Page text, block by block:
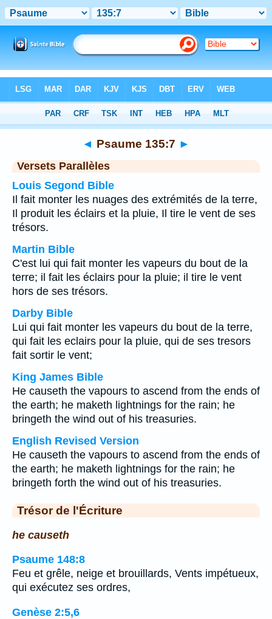
Chapitre 135 > Verset 7
◄ Psaume 135:7 ►
Versets Parallèles
Louis Segond Bible
Il fait monter les nuages des extrémités de la terre,
Il produit les éclairs et la pluie, Il tire le vent de ses
trésors.
Martin Bible
C'est lui qui fait monter les vapeurs du bout de la
terre; il fait les éclairs pour la pluie; il tire le vent
hors de ses trésors.
Darby Bible
Lui qui fait monter les vapeurs du bout de la terre,
qui fait les eclairs pour la pluie, qui de ses tresors
fait sortir le vent;
King James Bible
He causeth the vapours to ascend from the ends of
the earth; he maketh lightnings for the rain; he
bringeth the wind out of his treasuries.
English Revised Version
He causeth the vapours to ascend from the ends of
the earth; he maketh lightnings for the rain; he
bringeth forth the wind out of his treasuries.
Trésor de l'Écriture
he causeth
Psaume 148:8
Feu et grêle, neige et brouillards, Vents impétueux,
qui exécutez ses ordres,
Genèse 2:5,6